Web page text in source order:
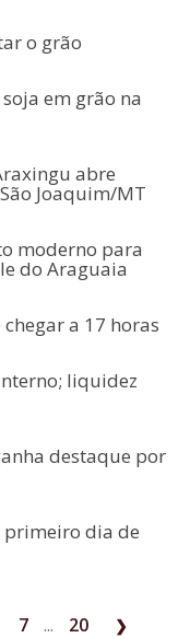
o grão
em grão na
abre
Joaquim/MT
moderno para
do Araguaia
a 17 horas
liquidez
destaque por
primeiro dia de
7 ... 20 ❯